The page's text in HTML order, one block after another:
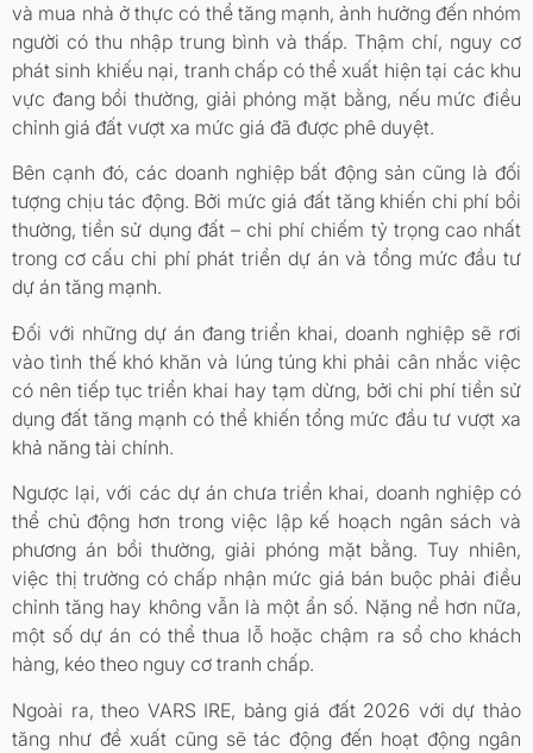
và mua nhà ở thực có thể tăng mạnh, ảnh hưởng đến nhóm
người có thu nhập trung bình và thấp. Thậm chí, nguy cơ
phát sinh khiếu nại, tranh chấp có thể xuất hiện tại các khu
vực đang bồi thường, giải phóng mặt bằng, nếu mức điều
chỉnh giá đất vượt xa mức giá đã được phê duyệt.
Bên cạnh đó, các doanh nghiệp bất động sản cũng là đối
tượng chịu tác động. Bởi mức giá đất tăng khiến chi phí bồi
thường, tiền sử dụng đất – chi phí chiếm tỷ trọng cao nhất
trong cơ cấu chi phí phát triển dự án và tổng mức đầu tư
dự án tăng mạnh.
Đối với những dự án đang triển khai, doanh nghiệp sẽ rơi
vào tình thế khó khăn và lúng túng khi phải cân nhắc việc
có nên tiếp tục triển khai hay tạm dừng, bởi chi phí tiền sử
dụng đất tăng mạnh có thể khiến tổng mức đầu tư vượt xa
khả năng tài chính.
Ngược lại, với các dự án chưa triển khai, doanh nghiệp có
thể chủ động hơn trong việc lập kế hoạch ngân sách và
phương án bồi thường, giải phóng mặt bằng. Tuy nhiên,
việc thị trường có chấp nhận mức giá bán buộc phải điều
chỉnh tăng hay không vẫn là một ẩn số. Nặng nề hơn nữa,
một số dự án có thể thua lỗ hoặc chậm ra sổ cho khách
hàng, kéo theo nguy cơ tranh chấp.
Ngoài ra, theo VARS IRE, bảng giá đất 2026 với dự thảo
tăng như đề xuất cũng sẽ tác động đến hoạt động ngân